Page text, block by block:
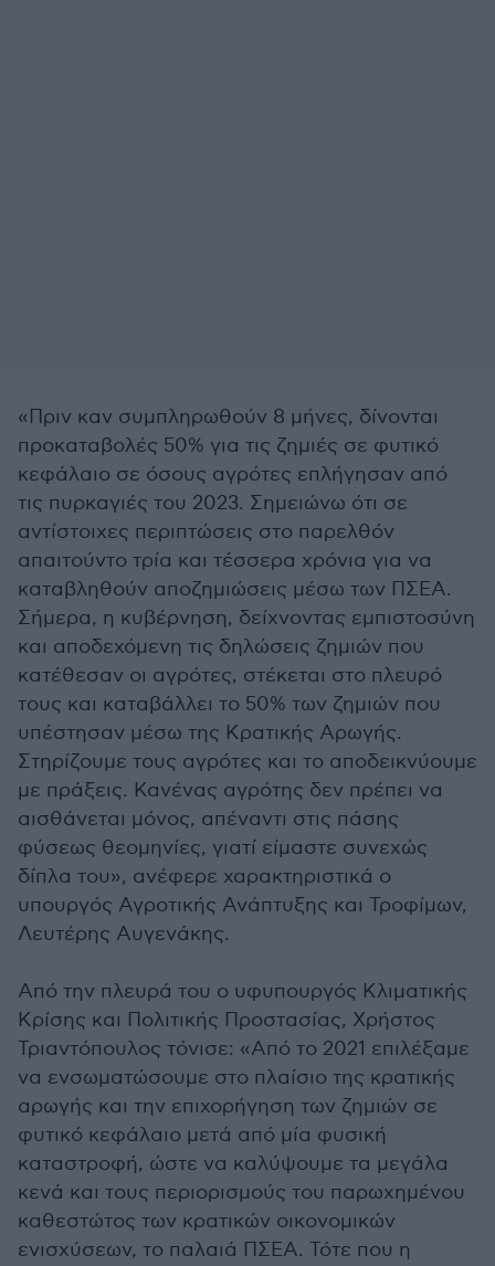
«Πριν καν συμπληρωθούν 8 μήνες, δίνονται
προκαταβολές 50% για τις ζημιές σε φυτικό
κεφάλαιο σε όσους αγρότες επλήγησαν από
τις πυρκαγιές του 2023. Σημειώνω ότι σε
αντίστοιχες περιπτώσεις στο παρελθόν
απαιτούντο τρία και τέσσερα χρόνια για να
καταβληθούν αποζημιώσεις μέσω των ΠΣΕΑ.
Σήμερα, η κυβέρνηση, δείχνοντας εμπιστοσύνη
και αποδεχόμενη τις δηλώσεις ζημιών που
κατέθεσαν οι αγρότες, στέκεται στο πλευρό
τους και καταβάλλει το 50% των ζημιών που
υπέστησαν μέσω της Κρατικής Αρωγής.
Στηρίζουμε τους αγρότες και το αποδεικνύουμε
με πράξεις. Κανένας αγρότης δεν πρέπει να
αισθάνεται μόνος, απέναντι στις πάσης
φύσεως θεομηνίες, γιατί είμαστε συνεχώς
δίπλα του», ανέφερε χαρακτηριστικά ο
υπουργός Αγροτικής Ανάπτυξης και Τροφίμων,
Λευτέρης Αυγενάκης.
Από την πλευρά του ο υφυπουργός Κλιματικής
Κρίσης και Πολιτικής Προστασίας, Χρήστος
Τριαντόπουλος τόνισε: «Από το 2021 επιλέξαμε
να ενσωματώσουμε στο πλαίσιο της κρατικής
αρωγής και την επιχορήγηση των ζημιών σε
φυτικό κεφάλαιο μετά από μία φυσική
καταστροφή, ώστε να καλύψουμε τα μεγάλα
κενά και τους περιορισμούς του παρωχημένου
καθεστώτος των κρατικών οικονομικών
ενισχύσεων, το παλαιά ΠΣΕΑ. Τότε που η